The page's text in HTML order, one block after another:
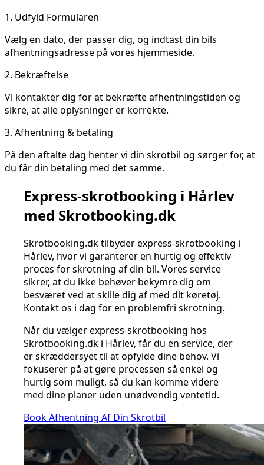
1. Udfyld Formularen
Vælg en dato, der passer dig, og indtast din bils
afhentningsadresse på vores hjemmeside.
2. Bekræftelse
Vi kontakter dig for at bekræfte afhentningstiden og
sikre, at alle oplysninger er korrekte.
3. Afhentning & betaling
På den aftalte dag henter vi din skrotbil og sørger for, at
du får din betaling med det samme.
Express-skrotbooking i Hårlev
med Skrotbooking.dk
Skrotbooking.dk tilbyder express-skrotbooking i
Hårlev, hvor vi garanterer en hurtig og effektiv
proces for skrotning af din bil. Vores service
sikrer, at du ikke behøver bekymre dig om
besværet ved at skille dig af med dit køretøj.
Kontakt os i dag for en problemfri skrotning.
Når du vælger express-skrotbooking hos
Skrotbooking.dk i Hårlev, får du en service, der
er skræddersyet til at opfylde dine behov. Vi
fokuserer på at gøre processen så enkel og
hurtig som muligt, så du kan komme videre
med dine planer uden unødvendig ventetid.
Book Afhentning Af Din Skrotbil